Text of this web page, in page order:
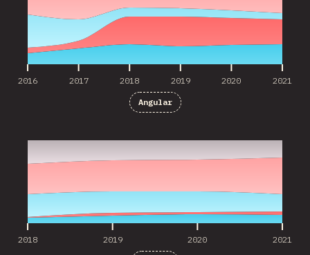
2016 2017 2018 2019 2020 2021
Angular
2018 2019 2020 2021